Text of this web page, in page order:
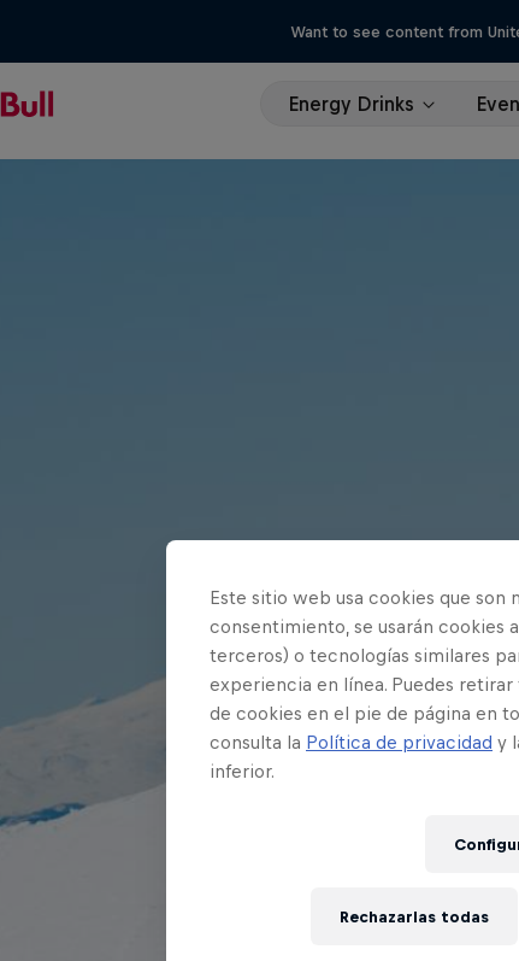
Want to see content from
Energy Drinks
Este sitio web usa cookies que son
consentimiento, se usarán cookies
terceros) o tecnologías similares
experiencia en línea. Puedes
de cookies en el pie de página en
consulta la Política de privacidad y
inferior.
Rechazarlas todas